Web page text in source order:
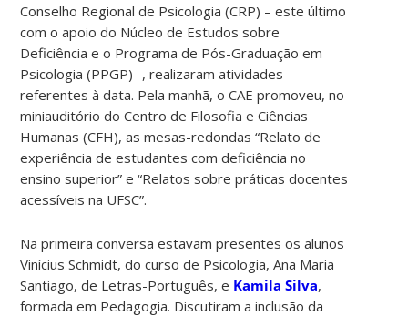
Conselho Regional de Psicologia (CRP) – este último
com o apoio do Núcleo de Estudos sobre
Deficiência e o Programa de Pós-Graduação em
Psicologia (PPGP) -, realizaram atividades
referentes à data. Pela manhã, o CAE promoveu, no
miniauditório do Centro de Filosofia e Ciências
Humanas (CFH), as mesas-redondas “Relato de
experiência de estudantes com deficiência no
ensino superior” e “Relatos sobre práticas docentes
acessíveis na UFSC”.
Na primeira conversa estavam presentes os alunos
Vinícius Schmidt, do curso de Psicologia, Ana Maria
Santiago, de Letras-Português, e Kamila Silva,
formada em Pedagogia. Discutiram a inclusão da